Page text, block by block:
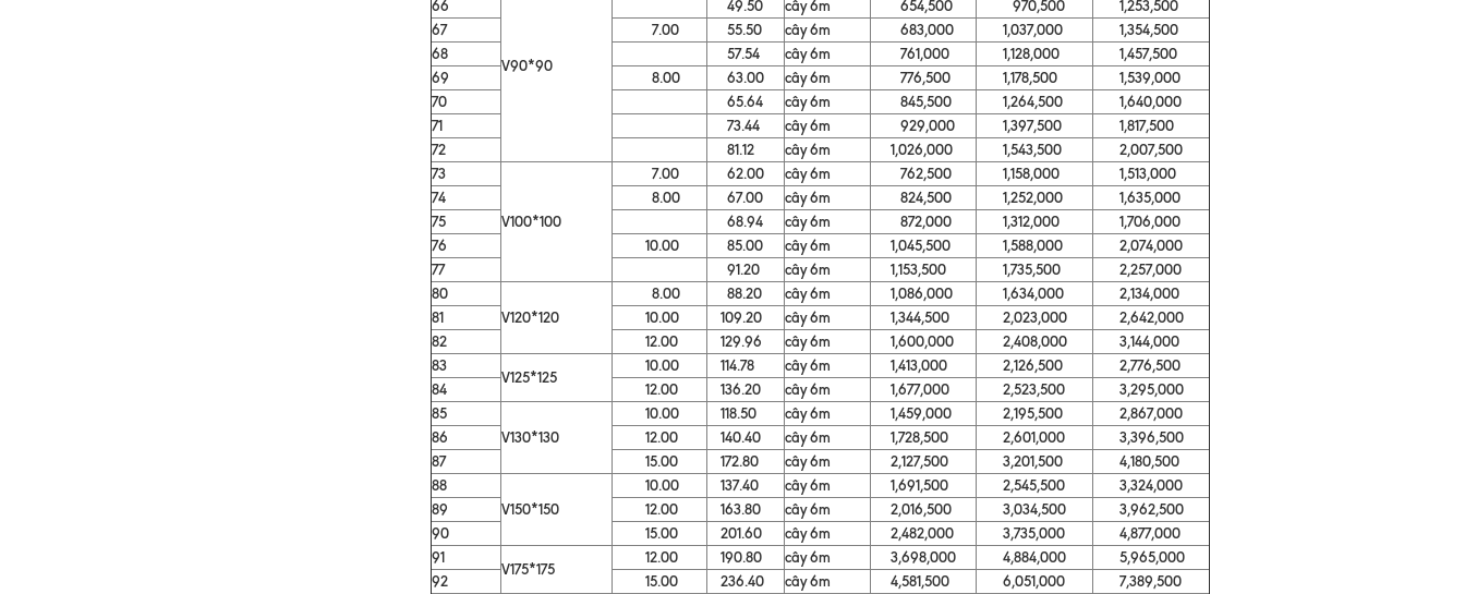
V90*90
66
49.50 cây 6m 654,500 970,500
1,253,500
67
7.00 55.50 cây 6m 683,000 1,037,000
1,354,500
68
57.54 cây 6m 761,000 1,128,000
1,457,500
69
8.00 63.00 cây 6m 776,500 1,178,500
1,539,000
70
65.64 cây 6m 845,500 1,264,500
1,640,000
71
73.44 cây 6m 929,000 1,397,500
1,817,500
72
81.12 cây 6m 1,026,000 1,543,500
2,007,500
73
V100*100
7.00 62.00 cây 6m 762,500 1,158,000
1,513,000
74
8.00 67.00 cây 6m 824,500 1,252,000
1,635,000
75
68.94 cây 6m 872,000 1,312,000
1,706,000
76
10.00 85.00 cây 6m 1,045,500 1,588,000
2,074,000
77
91.20 cây 6m 1,153,500 1,735,500
2,257,000
80
V120*120
8.00 88.20 cây 6m 1,086,000 1,634,000
2,134,000
81
10.00 109.20 cây 6m 1,344,500 2,023,000
2,642,000
82
12.00 129.96 cây 6m 1,600,000 2,408,000
3,144,000
83
V125*125
10.00 114.78 cây 6m 1,413,000 2,126,500
2,776,500
84
12.00 136.20 cây 6m 1,677,000 2,523,500
3,295,000
85
V130*130
10.00 118.50 cây 6m 1,459,000 2,195,500
2,867,000
86
12.00 140.40 cây 6m 1,728,500 2,601,000
3,396,500
87
15.00 172.80 cây 6m 2,127,500 3,201,500
4,180,500
88
V150*150
10.00 137.40 cây 6m 1,691,500 2,545,500
3,324,000
89
12.00 163.80 cây 6m 2,016,500 3,034,500
3,962,500
90
15.00 201.60 cây 6m 2,482,000 3,735,000
4,877,000
91
V175*175
12.00 190.80 cây 6m 3,698,000 4,884,000
5,965,000
92
15.00 236.40 cây 6m 4,581,500 6,051,000
7,389,500